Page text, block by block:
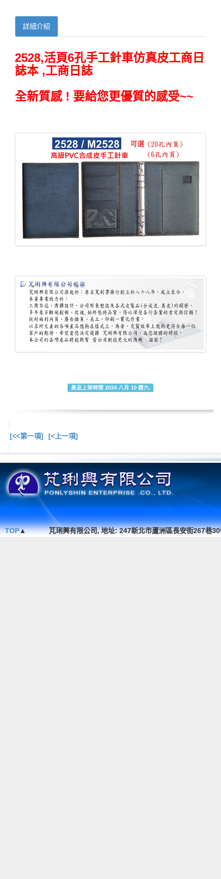
詳細介紹
2528,活頁6孔手工針車仿真皮工商日
誌本 ,工商日誌
全新質感 ! 要給您更優質的感受~~
產品上架時間 2024 八月 10 週六.
[<<第一項] [<上一項]
TOP▲ 芃琍興有限公司, 地址: 247新北市蘆洲區長安街267